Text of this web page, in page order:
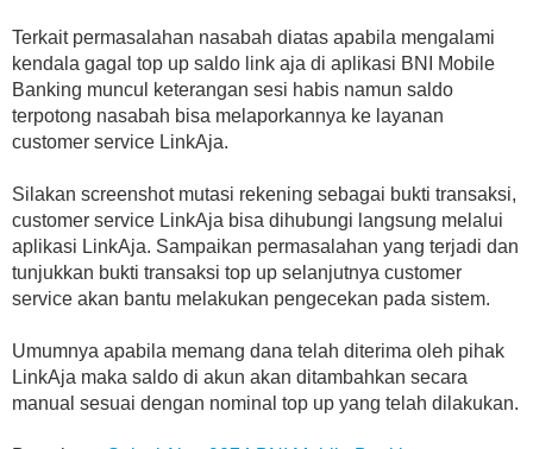
Terkait permasalahan nasabah diatas apabila mengalami
kendala gagal top up saldo link aja di aplikasi BNI Mobile
Banking muncul keterangan sesi habis namun saldo
terpotong nasabah bisa melaporkannya ke layanan
customer service LinkAja.
Silakan screenshot mutasi rekening sebagai bukti transaksi,
customer service LinkAja bisa dihubungi langsung melalui
aplikasi LinkAja. Sampaikan permasalahan yang terjadi dan
tunjukkan bukti transaksi top up selanjutnya customer
service akan bantu melakukan pengecekan pada sistem.
Umumnya apabila memang dana telah diterima oleh pihak
LinkAja maka saldo di akun akan ditambahkan secara
manual sesuai dengan nominal top up yang telah dilakukan.